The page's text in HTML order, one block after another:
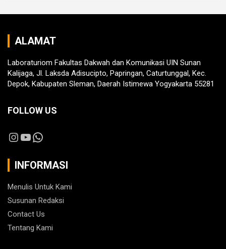
ALAMAT
Laboraturiom Fakultas Dakwah dan Komunikasi UIN Sunan
Kalijaga, Jl. Laksda Adisucipto, Papringan, Caturtunggal, Kec.
Depok, Kabupaten Sleman, Daerah Istimewa Yogyakarta 55281
FOLLOW US
Instagram
YouTube
WhatsApp
INFORMASI
Menulis Untuk Kami
Susunan Redaksi
Contact Us
Tentang Kami